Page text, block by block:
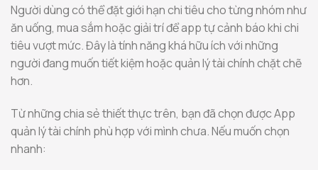
Người dùng có thể đặt giới hạn chi tiêu cho từng nhóm như
ăn uống, mua sắm hoặc giải trí để app tự cảnh báo khi chi
tiêu vượt mức. Đây là tính năng khá hữu ích với những
người đang muốn tiết kiệm hoặc quản lý tài chính chặt chẽ
hơn.
Từ những chia sẻ thiết thực trên, bạn đã chọn được App
quản lý tài chính phù hợp với mình chưa. Nếu muốn chọn
nhanh: